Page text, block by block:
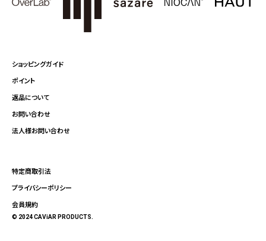
ショッピングガイド
ポイント
返品について
お問い合わせ
法人様お問い合わせ
特定商取引法
プライバシーポリシー
会員規約
© 2024 CAViAR PRODUCTS.